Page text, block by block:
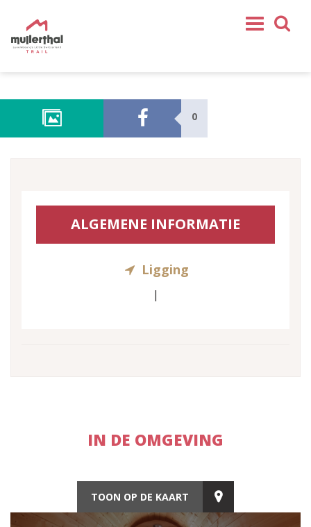
Tochten
VOLG ONS
0
ALGEMENE INFORMATIE
Ligging
|
IN DE OMGEVING
TOON OP DE KAART